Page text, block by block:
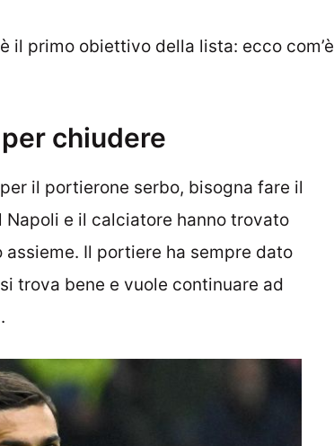
è il primo obiettivo della lista: ecco com’è
chiudere
il portierone serbo, bisogna fare il
Napoli e il calciatore hanno trovato
assieme. Il portiere ha sempre dato
trova bene e vuole continuare ad